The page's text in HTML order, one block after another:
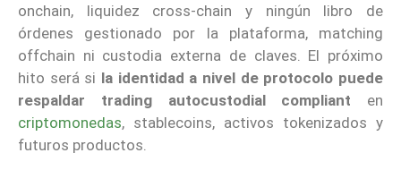
onchain, liquidez cross-chain y ningún libro de
órdenes gestionado por la plataforma, matching
offchain ni custodia externa de claves. El próximo
hito será si la identidad a nivel de protocolo puede
respaldar trading autocustodial compliant en
criptomonedas, stablecoins, activos tokenizados y
futuros productos.